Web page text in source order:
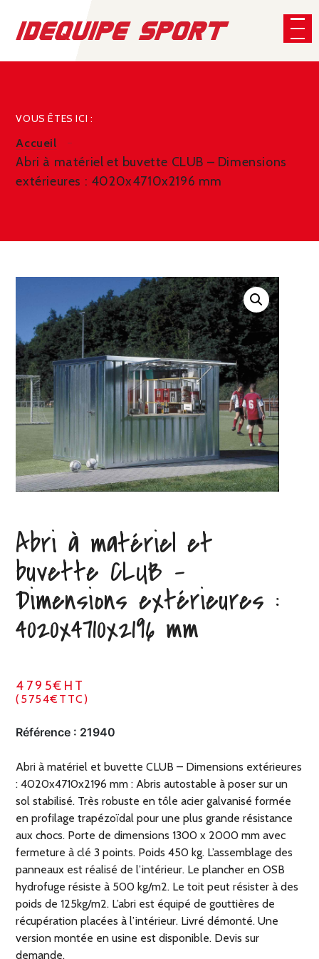
VOUS ÊTES ICI :
Accueil
Abri à matériel et buvette CLUB – Dimensions
extérieures : 4020x4710x2196 mm
Abri à matériel et
buvette CLUB –
Dimensions extérieures :
4020x4710x2196 mm
4795€HT
(5754€TTC)
Référence : 21940
Abri à matériel et buvette CLUB – Dimensions extérieures
: 4020x4710x2196 mm : Abris autostable à poser sur un
sol stabilisé. Très robuste en tôle acier galvanisé formée
en profilage trapézoïdal pour une plus grande résistance
aux chocs. Porte de dimensions 1300 x 2000 mm avec
fermeture à clé 3 points. Poids 450 kg. L’assemblage des
panneaux est réalisé de l’intérieur. Le plancher en OSB
hydrofuge résiste à 500 kg/m2. Le toit peut résister à des
poids de 125kg/m2. L’abri est équipé de gouttières de
récupération placées à l’intérieur. Livré démonté. Une
version montée en usine est disponible. Devis sur
demande.